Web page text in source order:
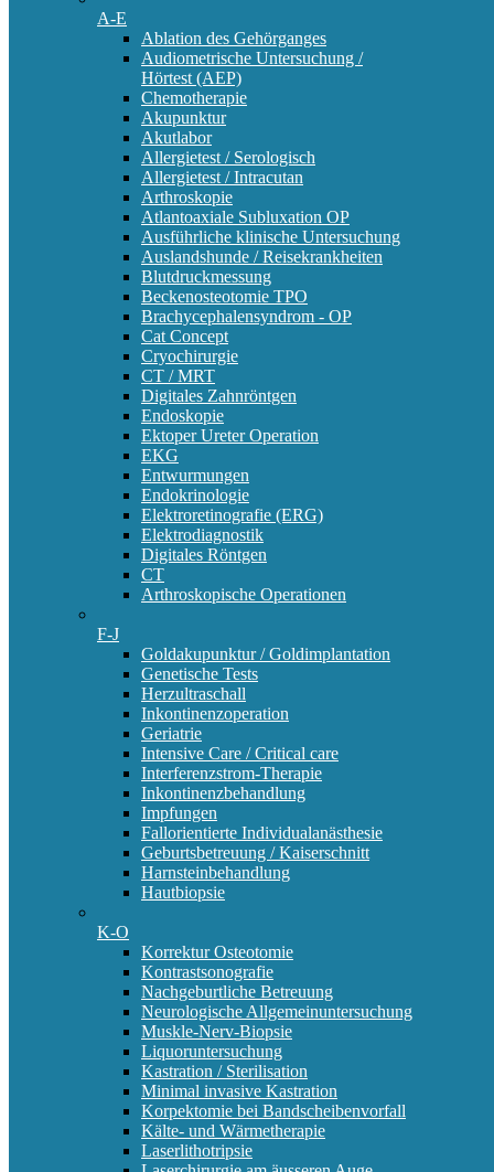
A-E
Ablation des Gehörganges
Audiometrische Untersuchung /
Hörtest (AEP)
Chemotherapie
Akupunktur
Akutlabor
Allergietest / Serologisch
Allergietest / Intracutan
Arthroskopie
Atlantoaxiale Subluxation OP
Ausführliche klinische Untersuchung
Auslandshunde / Reisekrankheiten
Blutdruckmessung
Beckenosteotomie TPO
Brachycephalensyndrom - OP
Cat Concept
Cryochirurgie
CT / MRT
Digitales Zahnröntgen
Endoskopie
Ektoper Ureter Operation
EKG
Entwurmungen
Endokrinologie
Elektroretinografie (ERG)
Elektrodiagnostik
Digitales Röntgen
CT
Arthroskopische Operationen
F-J
Goldakupunktur / Goldimplantation
Genetische Tests
Herzultraschall
Inkontinenzoperation
Geriatrie
Intensive Care / Critical care
Interferenzstrom-Therapie
Inkontinenzbehandlung
Impfungen
Fallorientierte Individualanästhesie
Geburtsbetreuung / Kaiserschnitt
Harnsteinbehandlung
Hautbiopsie
K-O
Korrektur Osteotomie
Kontrastsonografie
Nachgeburtliche Betreuung
Neurologische Allgemeinuntersuchung
Muskle-Nerv-Biopsie
Liquoruntersuchung
Kastration / Sterilisation
Minimal invasive Kastration
Korpektomie bei Bandscheibenvorfall
Kälte- und Wärmetherapie
Laserlithotripsie